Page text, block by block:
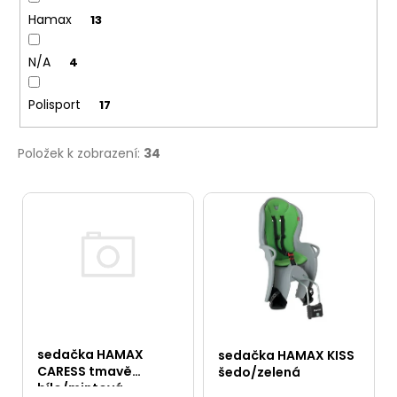
Hamax 13
N/A 4
Polisport 17
Položek k zobrazení: 34
V
sedačka HAMAX
CARESS tmavě
bílo/mintová
sedačka HAMAX KISS
šedo/zelená
m